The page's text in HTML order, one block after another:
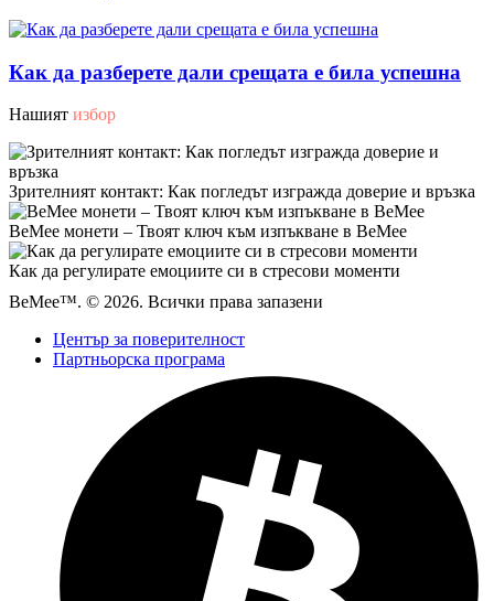
Как да разберете дали срещата е била успешна
Нашият избор
Зрителният контакт: Как погледът изгражда доверие и връзка
BeMee монети – Твоят ключ към изпъкване в BeMee
Как да регулирате емоциите си в стресови моменти
BeMee™. © 2026. Всички права запазени
Център за поверителност
Партньорска програма